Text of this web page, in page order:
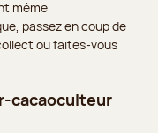
même
passez en coup de
ou faites-vous
cacaoculteur